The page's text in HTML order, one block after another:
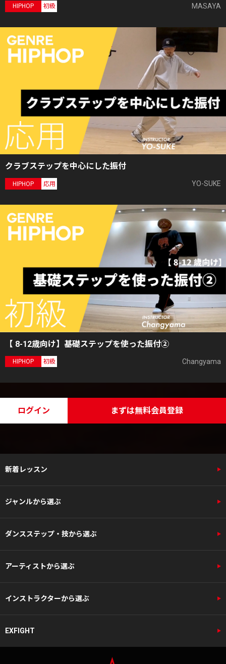
HIPHOP 初級 MASAYA
クラブステップを中心にした振付
HIPHOP 応用 YO-SUKE
【 8-12歳向け】基礎ステップを使った振付②
HIPHOP 初級 Changyama
ログイン まずは無料会員登録
新着レッスン
ジャンルから選ぶ
ダンスステップ・技から選ぶ
アーティストから選ぶ
インストラクターから選ぶ
EXFIGHT